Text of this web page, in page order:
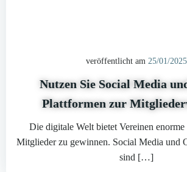
veröffentlicht am 25/01/2025
Nutzen Sie Social Media
Plattformen zur
Die digitale Welt bietet Vereinen enorme
Mitglieder zu gewinnen. Social Media und
sind […]